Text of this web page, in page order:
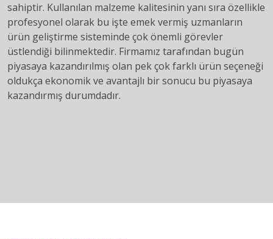
sahiptir. Kullanılan malzeme kalitesinin yanı sıra özellikle
profesyonel olarak bu işte emek vermiş uzmanların
ürün geliştirme sisteminde çok önemli görevler
üstlendiği bilinmektedir. Firmamız tarafından bugün
piyasaya kazandırılmış olan pek çok farklı ürün seçeneği
oldukça ekonomik ve avantajlı bir sonucu bu piyasaya
kazandırmış durumdadır.